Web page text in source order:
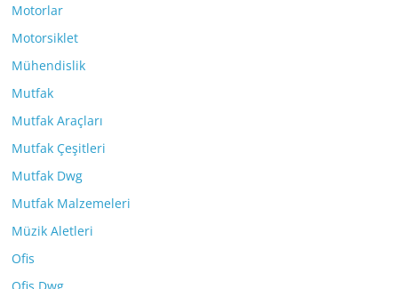
Motorlar
Motorsiklet
Mühendislik
Mutfak
Mutfak Araçları
Mutfak Çeşitleri
Mutfak Dwg
Mutfak Malzemeleri
Müzik Aletleri
Ofis